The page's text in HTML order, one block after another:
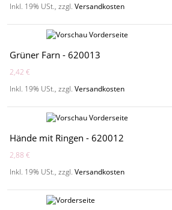
Inkl. 19% USt.,zzgl.Versandkosten
Grüner Farn - 620013
2,42 €
Inkl. 19% USt.,zzgl.Versandkosten
Hände mit Ringen - 620012
2,88 €
Inkl. 19% USt.,zzgl.Versandkosten